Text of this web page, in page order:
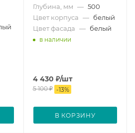
Глубина, мм — 500
Цвет корпуса — белый
Цвет фасада — белый
в наличии
4 430 ₽/шт
5 100₽ -13%
В КОРЗИНУ